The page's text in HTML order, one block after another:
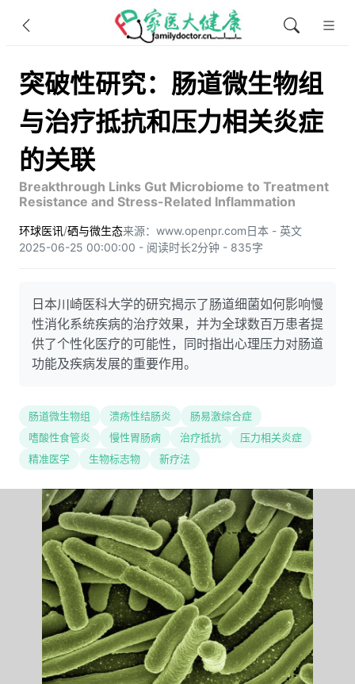
突破性研究：肠道微生物组
与治疗抵抗和压力相关炎症
的关联
Breakthrough Links Gut Microbiome to Treatment
Resistance and Stress-Related Inflammation
环球医讯/硒与微生态来源：www.openpr.com日本 - 英文
2025-06-25 00:00:00 - 阅读时长2分钟 - 835字
日本川崎医科大学的研究揭示了肠道细菌如何影响慢
性消化系统疾病的治疗效果，并为全球数百万患者提
供了个性化医疗的可能性，同时指出心理压力对肠道
功能及疾病发展的重要作用。
肠道微生物组 溃疡性结肠炎
肠易激综合症
嗜酸性食管炎
慢性胃肠病 治疗抵抗
压力相关炎症
精准医学
生物标志物 新疗法